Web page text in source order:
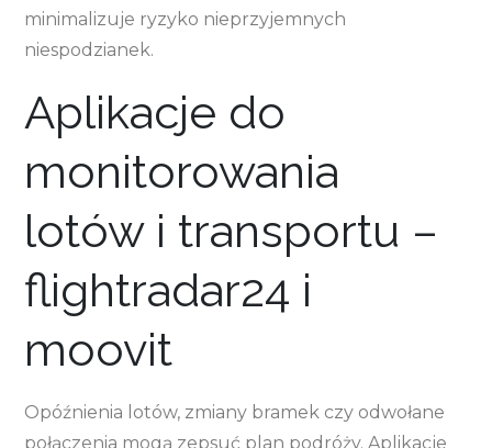
minimalizuje ryzyko nieprzyjemnych
niespodzianek.
Aplikacje do
monitorowania
lotów i transportu –
flightradar24 i
moovit
Opóźnienia lotów, zmiany bramek czy odwołane
połączenia mogą zepsuć plan podróży. Aplikacje